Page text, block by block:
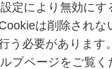
定により無効に
は削除され
う必要があります
プページをご覧く